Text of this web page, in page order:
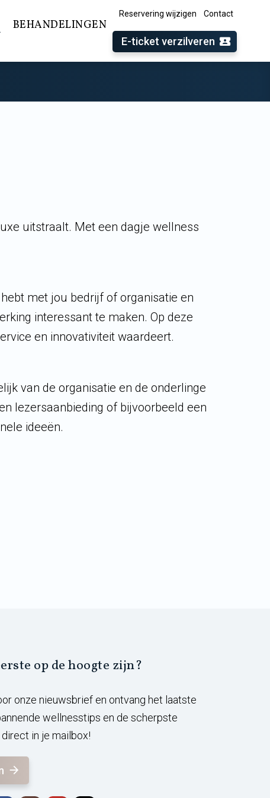
Reservering wijzigen Contact
BEHANDELINGEN
E-ticket verzilveren
uitstraalt. Met een dagje wellness
met jou bedrijf of organisatie en
interessant te maken. Op deze
en innovativiteit waardeert.
van de organisatie en de onderlinge
lezersaanbieding of bijvoorbeeld een
ideeën.
op de hoogte zijn?
onze nieuwsbrief en ontvang het laatste
wellnesstips en de scherpste
in je mailbox!